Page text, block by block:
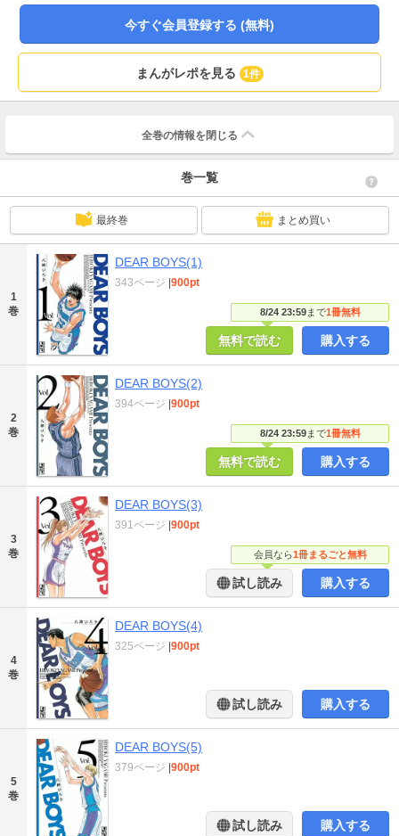
今すぐ会員登録する (無料)
まんがレポを見る 1件
全巻の情報を 閉じる
巻一覧
最終巻 まとめ買い
1
巻
DEAR BOYS(1)
8/24 23:59まで1冊無料
343ページ 900pt
無料で読む 購入する
2
巻
DEAR BOYS(2)
8/24 23:59まで1冊無料
394ページ 900pt
無料で読む 購入する
3
巻
DEAR BOYS(3)
会員なら1冊まるごと無料
391ページ 900pt
試し読み 購入する
4
巻
DEAR BOYS(4)
325ページ 900pt
試し読み 購入する
5
巻
DEAR BOYS(5)
379ページ 900pt
試し読み 購入する